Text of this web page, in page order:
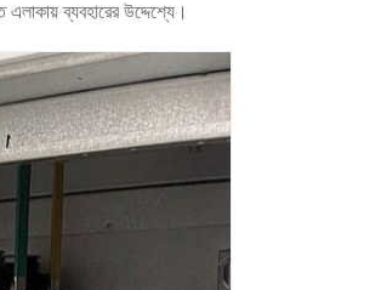
ব্যবহারের উদ্দেশ্যে।